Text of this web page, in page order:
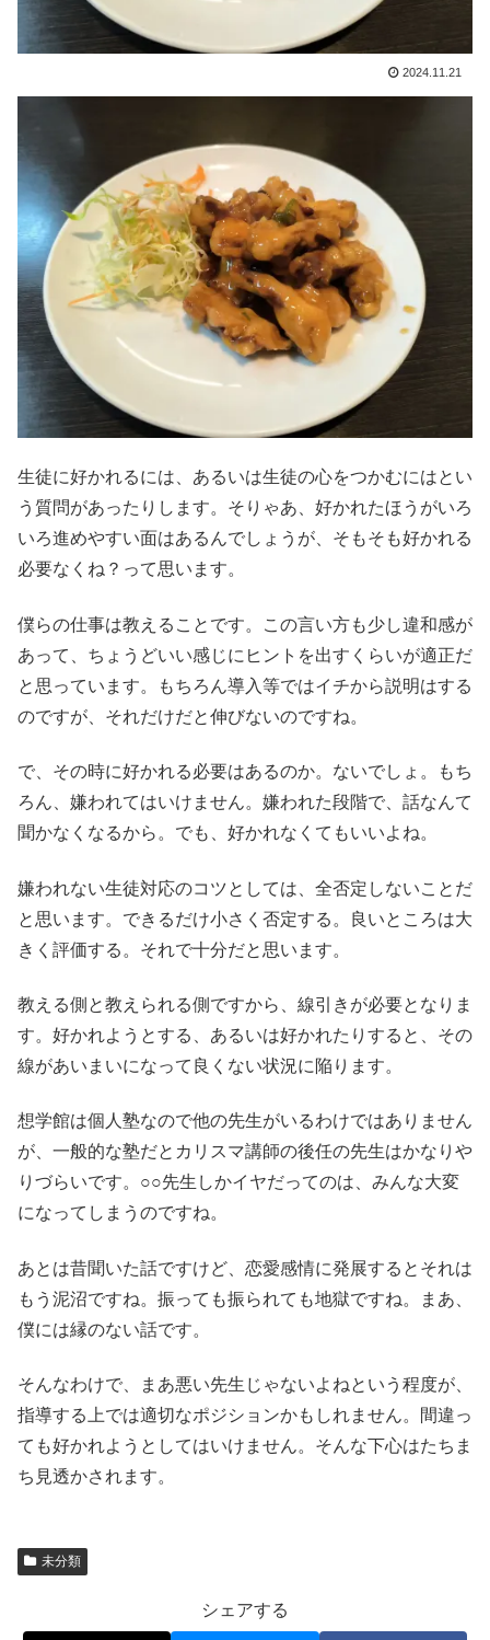
2024.11.21
生徒に好かれるには、あるいは生徒の心をつかむにはとい
う質問があったりします。そりゃあ、好かれたほうがいろ
いろ進めやすい面はあるんでしょうが、そもそも好かれる
必要なくね？って思います。
僕らの仕事は教えることです。この言い方も少し違和感が
あって、ちょうどいい感じにヒントを出すくらいが適正だ
と思っています。もちろん導入等ではイチから説明はする
のですが、それだけだと伸びないのですね。
で、その時に好かれる必要はあるのか。ないでしょ。もち
ろん、嫌われてはいけません。嫌われた段階で、話なんて
聞かなくなるから。でも、好かれなくてもいいよね。
嫌われない生徒対応のコツとしては、全否定しないことだ
と思います。できるだけ小さく否定する。良いところは大
きく評価する。それで十分だと思います。
教える側と教えられる側ですから、線引きが必要となりま
す。好かれようとする、あるいは好かれたりすると、その
線があいまいになって良くない状況に陥ります。
想学館は個人塾なので他の先生がいるわけではありません
が、一般的な塾だとカリスマ講師の後任の先生はかなりや
りづらいです。○○先生しかイヤだってのは、みんな大変
になってしまうのですね。
あとは昔聞いた話ですけど、恋愛感情に発展するとそれは
もう泥沼ですね。振っても振られても地獄ですね。まあ、
僕には縁のない話です。
そんなわけで、まあ悪い先生じゃないよねという程度が、
指導する上では適切なポジションかもしれません。間違っ
ても好かれようとしてはいけません。そんな下心はたちま
ち見透かされます。
未分類
シェアする